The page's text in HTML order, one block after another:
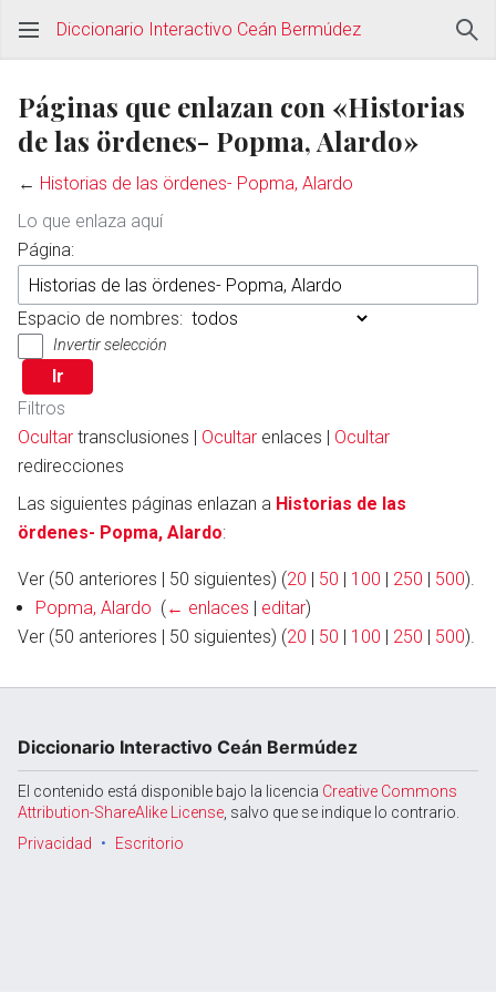
Abrir menú principal
Diccionario Interactivo Ceán Bermúdez
Páginas que enlazan con «Historias
de las ördenes- Popma, Alardo»
← Historias de las ördenes- Popma, Alardo
Lo que enlaza aquí
Página:
Espacio de nombres:
Invertir selección
Filtros
Ocultar transclusiones | Ocultar enlaces | Ocultar
redirecciones
Las siguientes páginas enlazan a Historias de las
ördenes- Popma, Alardo:
Ver (50 anteriores | 50 siguientes) (20 | 50 | 100 | 250 | 500).
Popma, Alardo (← enlaces | editar)
Ver (50 anteriores | 50 siguientes) (20 | 50 | 100 | 250 | 500).
Diccionario Interactivo Ceán Bermúdez
El contenido está disponible bajo la licencia Creative Commons
Attribution-ShareAlike License , salvo que se indique lo contrario.
Privacidad
Escritorio